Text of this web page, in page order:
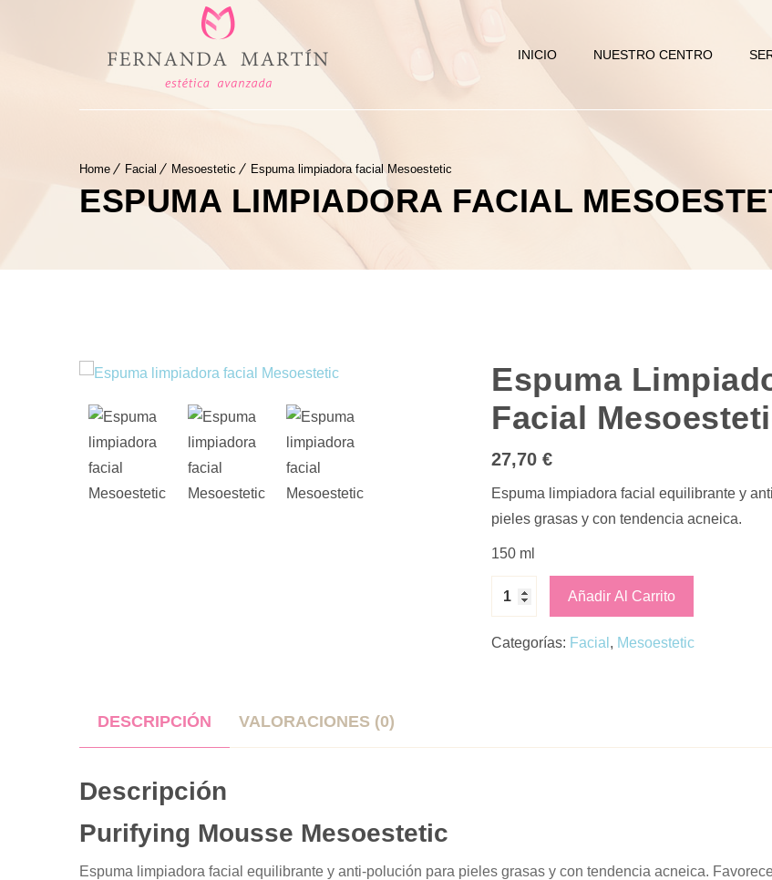
INICIO NUESTRO CENTRO
Home Facial Mesoestetic Espuma limpiadora facial Mesoestetic
ESPUMA LIMPIADORA FACIAL
Espuma
Facial
27,70€
Espuma limpiadora facial equilibrante y
pieles grasas y con tendencia acneica.
150 ml
Añadir Al Carrito
Categorías: Facial , Mesoestetic
DESCRIPCIÓN VALORACIONES (0)
Descripción
Purifying Mousse Mesoestetic
Espuma limpiadora facial equilibrante y anti-polución para pieles grasas y con tendencia acneica.